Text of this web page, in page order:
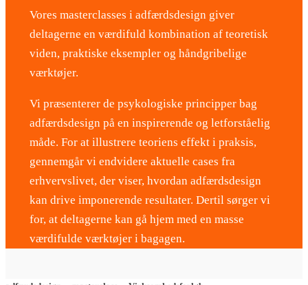
Vores masterclasses i adfærdsdesign giver
deltagerne en værdifuld kombination af teoretisk
viden, praktiske eksempler og håndgribelige
værktøjer.
Vi præsenterer de psykologiske principper bag
adfærdsdesign på en inspirerende og letforståelig
måde. For at illustrere teoriens effekt i praksis,
gennemgår vi endvidere aktuelle cases fra
erhvervslivet, der viser, hvordan adfærdsdesign
kan drive imponerende resultater. Dertil sørger vi
for, at deltagerne kan gå hjem med en masse
værdifulde værktøjer i bagagen.